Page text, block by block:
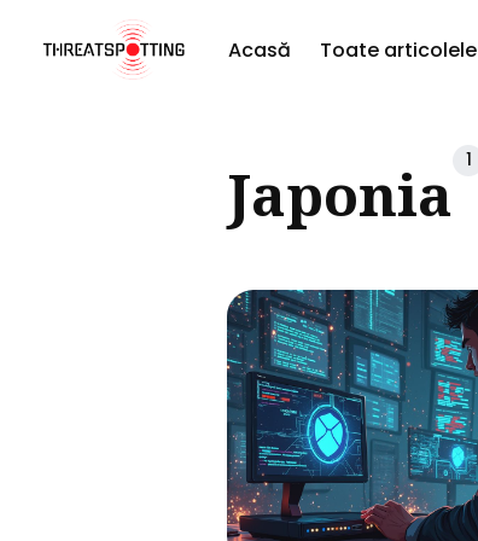
Acasă Toate articolele
Japonia 1